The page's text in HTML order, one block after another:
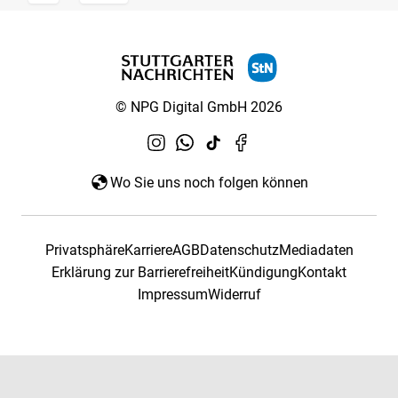
© NPG Digital GmbH 2026
Wo Sie uns noch folgen können
PrivatsphäreKarriereAGBDatenschutzMediadaten
Erklärung zur BarrierefreiheitKündigungKontakt
ImpressumWiderruf